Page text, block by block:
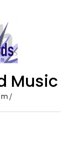
Music